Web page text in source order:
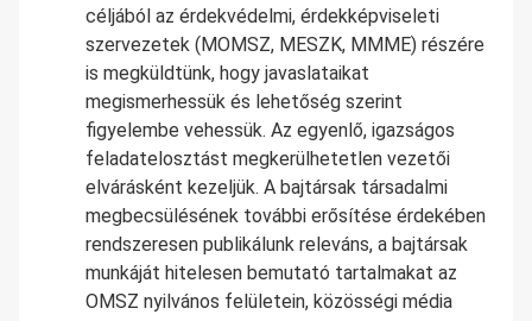
céljából az érdekvédelmi, érdekképviseleti
szervezetek (MOMSZ, MESZK, MMME) részére
is megküldtünk, hogy javaslataikat
megismerhessük és lehetőség szerint
figyelembe vehessük. Az egyenlő, igazságos
feladatelosztást megkerülhetetlen vezetői
elvárásként kezeljük. A bajtársak társadalmi
megbecsülésének további erősítése érdekében
rendszeresen publikálunk releváns, a bajtársak
munkáját hitelesen bemutató tartalmakat az
OMSZ nyilvános felületein, közösségi média